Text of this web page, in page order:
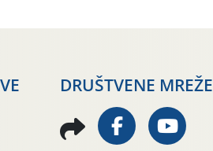
DRUŠTVENE MREŽE